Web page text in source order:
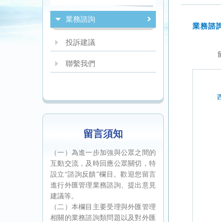
業務諮詢
投訴建議
聯繫我們
留言須知
（一）為進一步加強與公眾之間的
互動交流，及時回應公眾關切，特
設立“諮詢反饋”欄目。歡迎您留言
進行外匯管理業務諮詢、提出意見
建議等。
（二）本欄目主要受理與外匯管理
相關的業務諮詢類問題以及對外匯